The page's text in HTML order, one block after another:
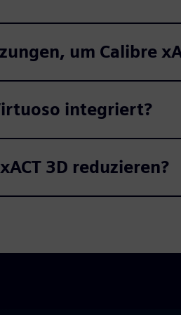
um Calibre
integriert?
3D reduzieren?